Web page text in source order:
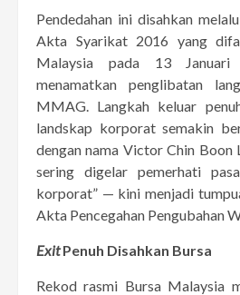
Pendedahan ini disahkan
Akta Syarikat 2016 yang
Malaysia pada 13
menamatkan penglibatan
MMAG. Langkah keluar
landskap korporat semakin
dengan nama Victor Chin
sering digelar pemerhati
korporat” — kini menjadi
Akta Pencegahan Pengubahan
ExitPenuh Disahkan Bursa
Rekod rasmi Bursa Malaysia